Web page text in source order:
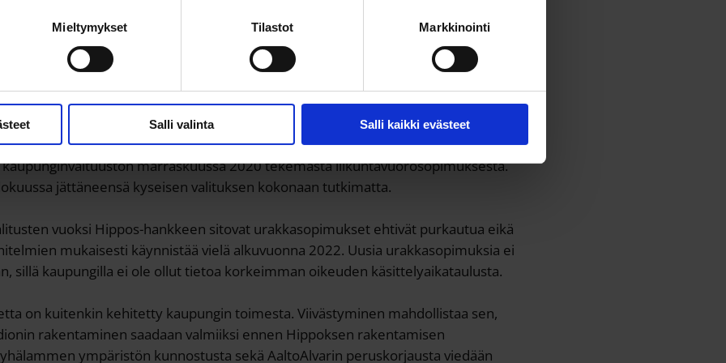
Mieltymykset Tilastot Markkinointi
Salli valinta Salli kaikki evästeet
loppuvuonna 2021 viimeiset sitovat päätökset Hippos-hankkeen rakentamisen
päätöksestä valitettiin hallinto-oikeuteen.
hylänneensä valituksen. Hallinto-oikeudessa oli lisäksi käsiteltävänä
kaupunginvaltuuston marraskuussa 2020 tekemästä liikuntavuorosopimuksesta.
jättäneensä kyseisen valituksen kokonaan tutkimatta.
vuoksi Hippos-hankkeen sitovat urakkasopimukset ehtivät purkautua eikä
mukaisesti käynnistää vielä alkuvuonna 2022. Uusia urakkasopimuksia ei
sillä kaupungilla ei ole ollut tietoa korkeimman oikeuden käsittelyaikataulusta.
on kuitenkin kehitetty kaupungin toimesta. Viivästyminen mahdollistaa sen,
rakentaminen saadaan valmiiksi ennen Hippoksen rakentamisen
ympäristön kunnostusta sekä AaltoAlvarin peruskorjausta viedään